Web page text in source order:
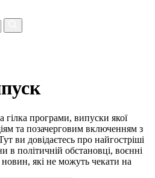
програми, випуски якої
та позачерговим включенням з
ви довідаєтесь про найгостріші
в політичній обстановці, воєнні
які не можуть чекати на